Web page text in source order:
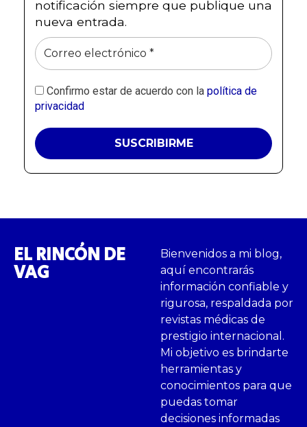
notificación siempre que publique una
nueva entrada.
Confirmo estar de acuerdo con la política de
privacidad
EL RINCÓN DE
VAG
Bienvenidos a mi blog,
aquí encontrarás
información confiable y
rigurosa, respaldada por
revistas médicas de
prestigio internacional.
Mi objetivo es brindarte
herramientas y
conocimientos para que
puedas tomar
decisiones informadas